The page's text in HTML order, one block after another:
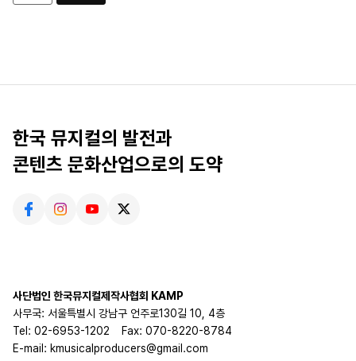
한국 뮤지컬의 발전과
콘텐츠 문화산업으로의 도약
사단법인 한국뮤지컬제작사협회 KAMP
사무국: 서울특별시 강남구 언주로130길 10, 4층
Tel: 02-6953-1202
Fax: 070-8220-8784
E-mail: kmusicalproducers@gmail.com